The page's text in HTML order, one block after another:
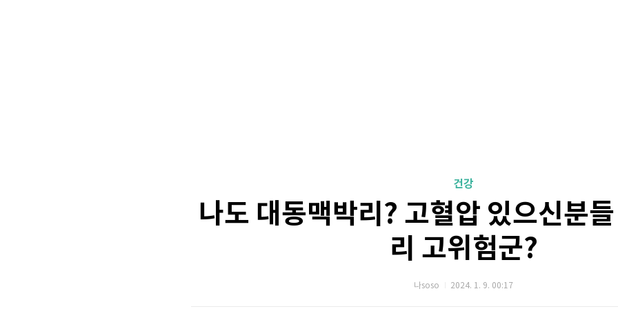
건강
나도 대동맥박리? 고혈압 있으신분
리 고위험군?
나soso 2024. 1. 9. 00:17